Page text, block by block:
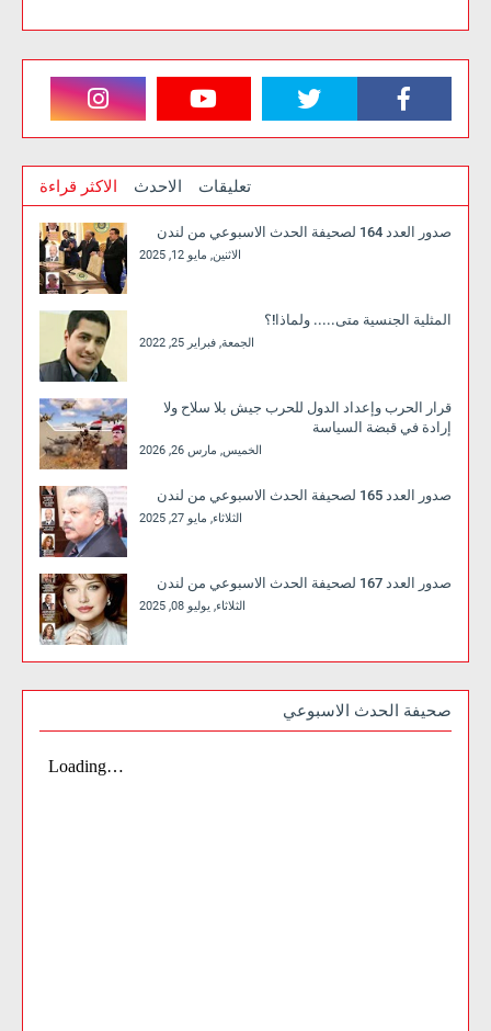
الاكثر قراءة الاحدث تعليقات
صدور العدد 164 لصحيفة الحدث الاسبوعي من لندن
الاثنين, مايو 12, 2025
المثلية الجنسية متى..... ولماذا!؟
الجمعة, فبراير 25, 2022
قرار الحرب وإعداد الدول للحرب جيش بلا سلاح ولا
إرادة في قبضة السياسة
الخميس, مارس 26, 2026
صدور العدد 165 لصحيفة الحدث الاسبوعي من لندن
الثلاثاء, مايو 27, 2025
صدور العدد 167 لصحيفة الحدث الاسبوعي من لندن
الثلاثاء, يوليو 08, 2025
صحيفة الحدث الاسبوعي